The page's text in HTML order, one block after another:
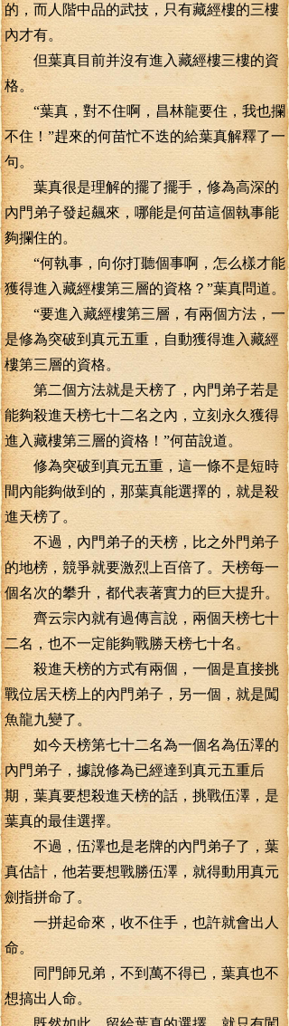
的，而人階中品的武技，只有藏經樓的三樓
內才有。
但葉真目前并沒有進入藏經樓三樓的資
格。
“葉真，對不住啊，昌林龍要住，我也攔
不住！”趕來的何苗忙不迭的給葉真解釋了一
句。
葉真很是理解的擺了擺手，修為高深的
內門弟子發起飆來，哪能是何苗這個執事能
夠攔住的。
“何執事，向你打聽個事啊，怎么樣才能
獲得進入藏經樓第三層的資格？”葉真問道。
“要進入藏經樓第三層，有兩個方法，一
是修為突破到真元五重，自動獲得進入藏經
樓第三層的資格。
第二個方法就是天榜了，內門弟子若是
能夠殺進天榜七十二名之內，立刻永久獲得
進入藏樓第三層的資格！”何苗說道。
修為突破到真元五重，這一條不是短時
間內能夠做到的，那葉真能選擇的，就是殺
進天榜了。
不過，內門弟子的天榜，比之外門弟子
的地榜，競爭就要激烈上百倍了。天榜每一
個名次的攀升，都代表著實力的巨大提升。
齊云宗內就有過傳言說，兩個天榜七十
二名，也不一定能夠戰勝天榜七十名。
殺進天榜的方式有兩個，一個是直接挑
戰位居天榜上的內門弟子，另一個，就是闖
魚龍九變了。
如今天榜第七十二名為一個名為伍澤的
內門弟子，據說修為已經達到真元五重后
期，葉真要想殺進天榜的話，挑戰伍澤，是
葉真的最佳選擇。
不過，伍澤也是老牌的內門弟子了，葉
真估計，他若要想戰勝伍澤，就得動用真元
劍指拼命了。
一拼起命來，收不住手，也許就會出人
命。
同門師兄弟，不到萬不得已，葉真也不
想搞出人命。